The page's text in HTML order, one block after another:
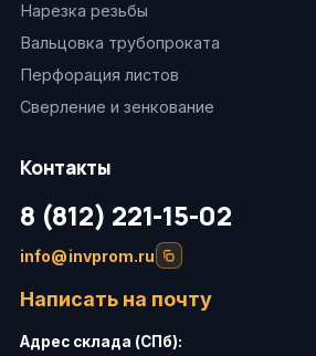
Нарезка резьбы
Вальцовка трубопроката
Перфорация листов
Сверление и зенкование
Контакты
8 (812) 221-15-02
info@invprom.ru
Написать на почту
Адрес склада (СПб):